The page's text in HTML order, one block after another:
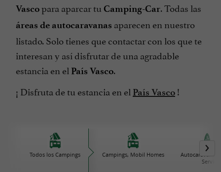
Vascopara aparcar tu Camping-Car. Todas las
áreas de autocaravanas aparecen en nuestro
listado. Solo tienes que contactar con los que te
interesan y así disfrutar de una agradable
estancia en el País Vasco.
¡ Disfruta de tu estancia en el País Vasco !
Todos los Campings Campings, Mobil Homes
Autocaravanas,